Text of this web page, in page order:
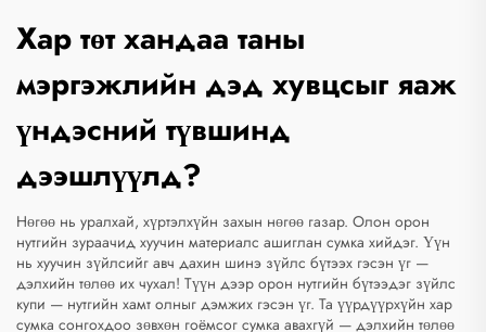
Хар төт хандаа таны
мэргэжлийн дэд хувцсыг яаж
үндэсний түвшинд
дээшлүүлд?
Нөгөө нь уралхай, хүртэлхүйн захын нөгөө газар. Олон орон
нутгийн зураачид хуучин материалс ашиглан сумка хийдэг. Үүн
нь хуучин зүйлсийг авч дахин шинэ зүйлс бүтээх гэсэн үг —
дэлхийн төлөө их чухал! Түүн дээр орон нутгийн бүтээдэг зүйлс
купи — нутгийн хамт олныг дэмжих гэсэн үг. Та үүрдүүрхүйн хар
сумка сонгохдоо зөвхөн гоёмсог сумка авахгүй — дэлхийн төлөө